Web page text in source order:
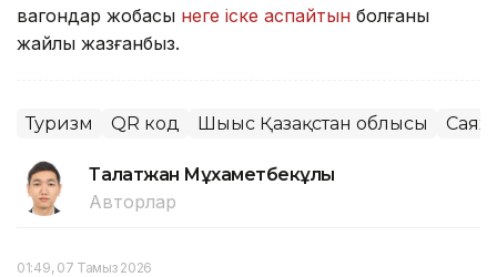
вагондар жобасы неге іске аспайтын болғаны
жайлы жазғанбыз.
Туризм QR код Шығыс Қазақстан облысы
Талғатжан Мұхаметбекұлы
Авторлар
01:49, 07 Тамыз 2026